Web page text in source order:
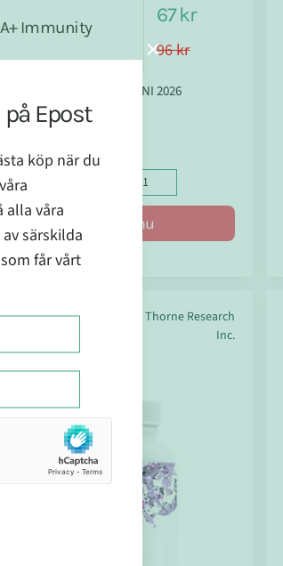
A+ Immunity
67 kr
96 kr
Bäst före datum går ut JUNI 2026
Köp nu
Thorne Research
Inc.
Epost
köp när du
alla våra
särskilda
får vårt